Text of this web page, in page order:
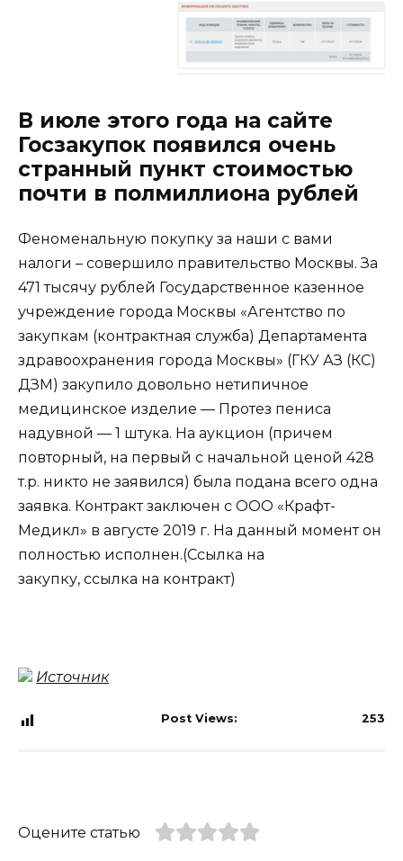
В июле этого года на сайте
Госзакупок появился очень
странный пункт стоимостью
почти в полмиллиона рублей
Феноменальную покупку за наши с вами
налоги – совершило правительство Москвы. За
471 тысячу рублей Государственное казенное
учреждение города Москвы «Агентство по
закупкам (контрактная служба) Департамента
здравоохранения города Москвы» (ГКУ АЗ (КС)
ДЗМ) закупило довольно нетипичное
медицинское изделие — Протез пениса
надувной — 1 штука. На аукцион (причем
повторный, на первый с начальной ценой 428
т.р. никто не заявился) была подана всего одна
заявка. Контракт заключен с ООО «Крафт-
Медикл» в августе 2019 г. На данный момент он
полностью исполнен.(Ссылка на
закупку, ссылка на контракт)
Источник
Post Views: 253
Оцените статью